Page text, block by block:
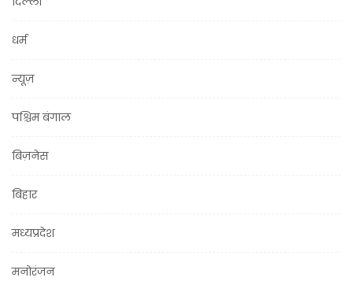
धर्म
न्यूज़
पश्चिम बंगाल
बिज़नेस
बिहार
मध्यप्रदेश
मनोरंजन